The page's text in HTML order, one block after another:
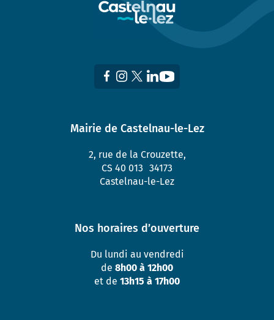
Mairie de Castelnau-le-Lez
2, rue de la Crouzette,
CS 40 013 34173
Castelnau-le-Lez
Nos horaires d’ouverture
Du lundi au vendredi
de 8h00 à 12h00
et de 13h15 à 17h00